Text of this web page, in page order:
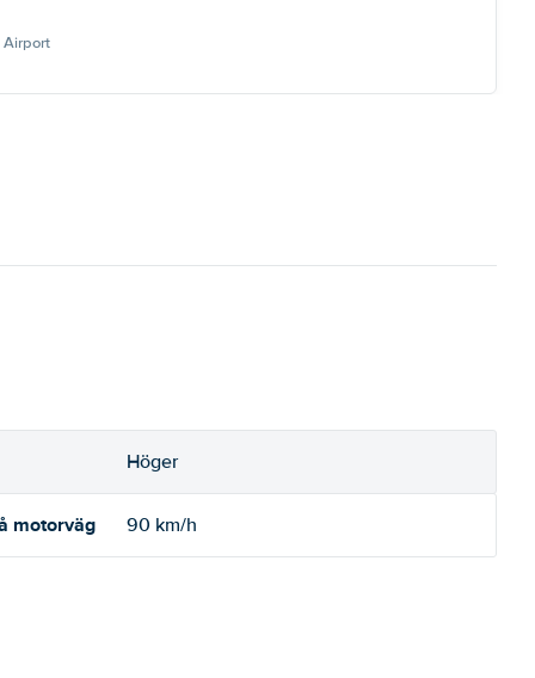
Airport
Höger
motorväg 90 km/h